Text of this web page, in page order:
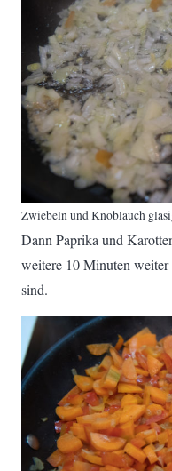
Zwiebeln und Knoblauch
Dann Paprika und
weitere 10 Minuten
sind.